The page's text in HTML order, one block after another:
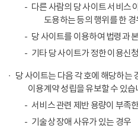
다른 사람의 당 사이트 서비스
도용하는 등의 행위를 한 경
당 사이트를 이용하여 법령과
기타 당 사이트가 정한 이용신
당 사이트는 다음 각 호에 해당하는
이용계약 성립을 유보할 수 있습
서비스 관련 제반 용량이 부족
기술상 장애 사유가 있는 경우